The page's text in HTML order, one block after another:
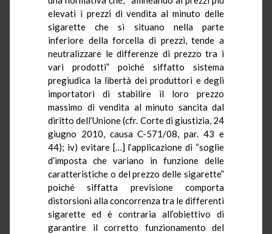
elevati i prezzi di vendita al minuto delle
sigarette che si situano nella parte
inferiore della forcella di prezzi, tende a
neutralizzare le differenze di prezzo tra i
vari prodotti” poiché siffatto sistema
pregiudica la libertà dei produttori e degli
importatori di stabilire il loro prezzo
massimo di vendita al minuto sancita dal
diritto dell’Unione (cfr. Corte di giustizia, 24
giugno 2010, causa C-571/08, par. 43 e
44); iv) evitare […] l’applicazione di “soglie
d’imposta che variano in funzione delle
caratteristiche o del prezzo delle sigarette”
poiché siffatta previsione comporta
distorsioni alla concorrenza tra le differenti
sigarette ed è contraria all’obiettivo di
garantire il corretto funzionamento del